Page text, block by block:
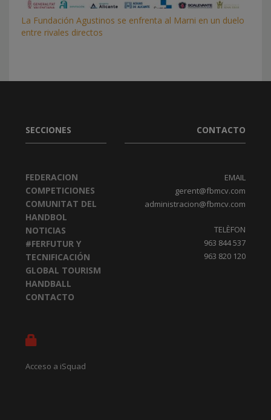
La Fundación Agustinos se enfrenta al Marni en un duelo
entre rivales directos
SECCIONES
FEDERACION
COMPETICIONES
COMUNITAT DEL
HANDBOL
NOTICIAS
#FERFUTUR Y
TECNIFICACIÓN
GLOBAL TOURISM
HANDBALL
CONTACTO
Acceso a iSquad
CONTACTO
EMAIL
gerent@fbmcv.com
administracion@fbmcv.com
TELÈFON
963 844 537
963 820 120